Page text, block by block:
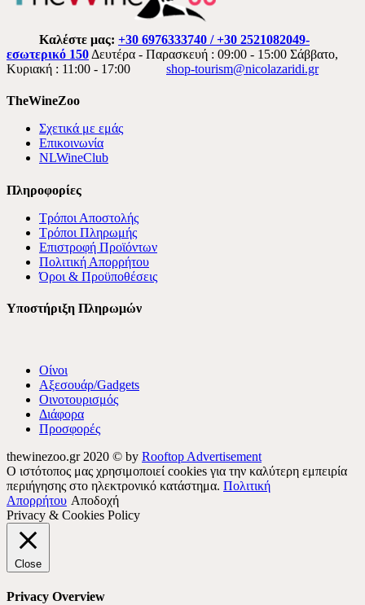
Καλέστε μας: +30 6976333740 / +30 2521082049-
εσωτερικό 150 Δευτέρα - Παρασκευή : 09:00 - 15:00 Σάββατο,
Κυριακή : 11:00 - 17:00
shop-tourism@nicolazaridi.gr
TheWineZoo
Σχετικά με εμάς
Επικοινωνία
NLWineClub
Πληροφορίες
Τρόποι Αποστολής
Τρόποι Πληρωμής
Επιστροφή Προϊόντων
Πολιτική Απορρήτου
Όροι & Προϋποθέσεις
Υποστήριξη Πληρωμών
Οίνοι
Αξεσουάρ/Gadgets
Οινοτουρισμός
Διάφορα
Προσφορές
thewinezoo.gr 2020 © by Rooftop Advertisement
Ο ιστότοπος μας χρησιμοποιεί cookies για την καλύτερη εμπειρία
περιήγησης στο ηλεκτρονικό κατάστημα. Πολιτική
Απορρήτου Αποδοχή
Privacy & Cookies Policy
Close
Privacy Overview